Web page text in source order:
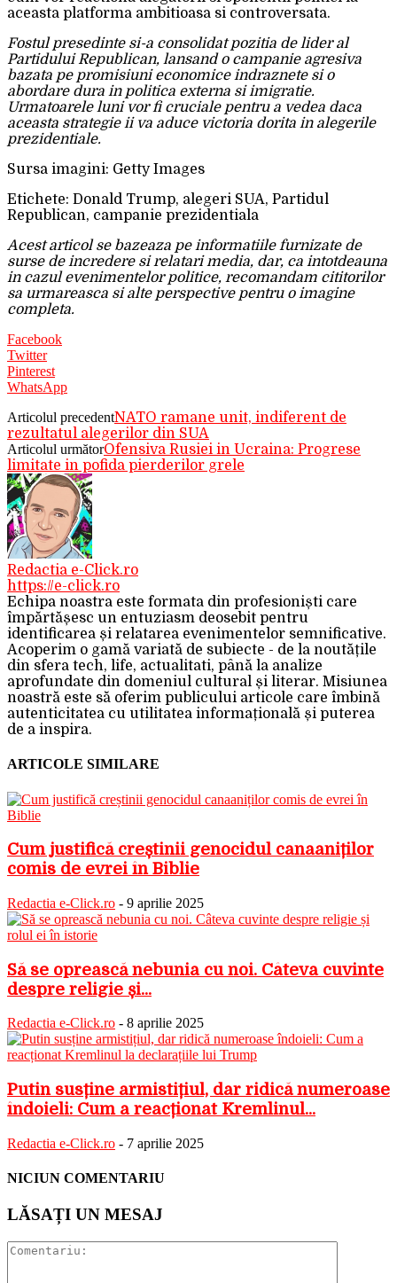
aceasta platforma ambitioasa si controversata.
Fostul presedinte si-a consolidat pozitia de lider al
Partidului Republican, lansand o campanie agresiva
bazata pe promisiuni economice indraznete si o
abordare dura in politica externa si imigratie.
Urmatoarele luni vor fi cruciale pentru a vedea daca
aceasta strategie ii va aduce victoria dorita in alegerile
prezidentiale.
Sursa imagini: Getty Images
Etichete: Donald Trump, alegeri SUA, Partidul
Republican, campanie prezidentiala
Acest articol se bazeaza pe informatiile furnizate de
surse de incredere si relatari media, dar, ca intotdeauna
in cazul evenimentelor politice, recomandam cititorilor
sa urmareasca si alte perspective pentru o imagine
completa.
Facebook
Twitter
Pinterest
WhatsApp
Articolul precedentNATO ramane unit, indiferent de
rezultatul alegerilor din SUA
Articolul următorOfensiva Rusiei in Ucraina: Progrese
limitate in pofida pierderilor grele
Redactia e-Click.ro
https://e-click.ro
Echipa noastra este formata din profesioniști care
împărtășesc un entuziasm deosebit pentru
identificarea și relatarea evenimentelor semnificative.
Acoperim o gamă variată de subiecte - de la noutățile
din sfera tech, life, actualitati, până la analize
aprofundate din domeniul cultural și literar. Misiunea
noastră este să oferim publicului articole care îmbină
autenticitatea cu utilitatea informațională și puterea
de a inspira.
ARTICOLE SIMILARE
Cum justifică creștinii genocidul canaaniților
comis de evrei în Biblie
Redactia e-Click.ro - 9 aprilie 2025
Să se oprească nebunia cu noi. Câteva cuvinte
despre religie și...
Redactia e-Click.ro - 8 aprilie 2025
Putin susține armistițiul, dar ridică numeroase
îndoieli: Cum a reacționat Kremlinul...
Redactia e-Click.ro - 7 aprilie 2025
NICIUN COMENTARIU
LĂSAȚI UN MESAJ